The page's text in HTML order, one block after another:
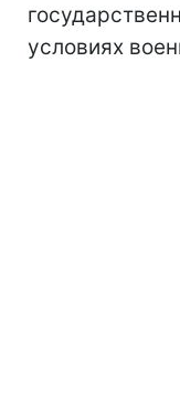
условиях